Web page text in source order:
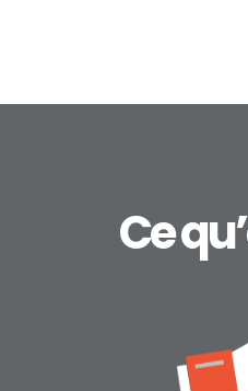
Ce